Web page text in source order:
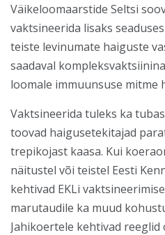
Väikeloomaarstide Seltsi
vaktsineerida lisaks
teiste levinumate haiguste
saadaval
loomale immuunsuse mitme
Vaktsineerida tuleks ka
toovad haigusetekitajad
trepikojast kaasa. Kui
näitustel või teistel Eesti
kehtivad EKLi
marutaudile ka muud
Jahikoertele kehtivad reeglid